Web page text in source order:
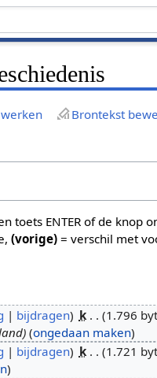
Brontekst
toets ENTER of de knop
(vorige) = verschil met
bijdragen k 1.796
ongedaan maken
bijdragen k 1.721